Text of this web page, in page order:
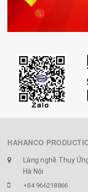
HAHANCO
Làng nghề Thụy
Hà Nội
+84 966218866